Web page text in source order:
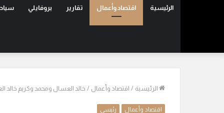
الرئيسية اقتصاد وأعمال تقارير بروفايلي
الرئيسية / اقتصاد وأعمال / خالد العسال ومحمد وكريم خالد العسال يستحوذون على
اقتصاد وأعمال رئيسي